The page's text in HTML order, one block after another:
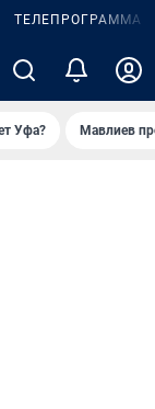
ТЕЛЕПРОГРАММА
Уфа? Мавлиев